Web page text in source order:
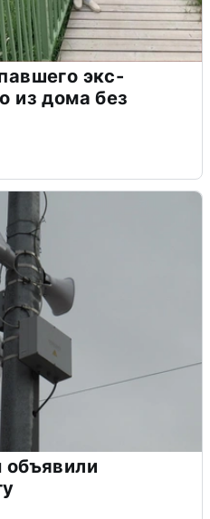
экс-
из дома без
объявили